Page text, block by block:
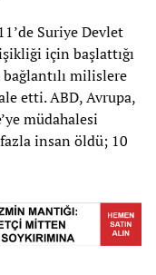
Suriye Devlet
için başlattığı
milislere
etti. ABD, Avrupa,
müdahalesi
insan öldü; 10